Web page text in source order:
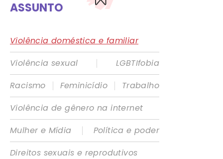
ASSUNTO
Violência doméstica e familiar
Violência sexual
|
LGBTIfobia
Racismo
| Feminicídio |
Trabalho
Violência de gênero na internet
Mulher e Mídia
|
Política e poder
Direitos sexuais e reprodutivos